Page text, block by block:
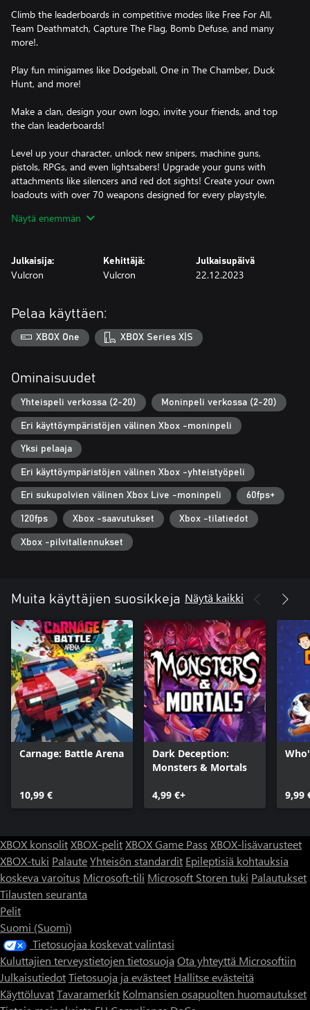
Climb the leaderboards in competitive modes like Free For All,
Team Deathmatch, Capture The Flag, Bomb Defuse, and many
more!.
Play fun minigames like Dodgeball, One in The Chamber, Duck
Hunt, and more!
Make a clan, design your own logo, invite your friends, and top
the clan leaderboards!
Level up your character, unlock new snipers, machine guns,
pistols, RPGs, and even lightsabers! Upgrade your guns with
attachments like silencers and red dot sights! Create your own
loadouts with over 70 weapons designed for every playstyle.
Customize your character with new hats, boots, gear, skins and
Play to win: All items can be earned through playing the game,
Näytä enemmän
Julkaisija:
Vulcron
Kehittäjä:
Vulcron
Julkaisupäivä
22.12.2023
Pelaa käyttäen:
XBOX One XBOX Series X|S
Ominaisuudet
Yhteispeli verkossa (2-20) Moninpeli verkossa (2-20)
Eri käyttöympäristöjen välinen Xbox -moninpeli
Yksi pelaaja
Eri käyttöympäristöjen välinen Xbox -yhteistyöpeli
Eri sukupolvien välinen Xbox Live -moninpeli 60fps+
120fps Xbox -saavutukset Xbox -tilatiedot
Xbox -pilvitallennukset
Muita käyttäjien suosikkeja Näytä kaikki
Carnage: Battle Arena
10,99 €
Dark Deception:
Monsters & Mortals
4,99 €+ 9,99
XBOX konsolitXBOX-pelitXBOX Game Pass XBOX-lisävarusteet
XBOX-tuki PalauteYhteisön standardit Epileptisiä kohtauksia
koskeva varoitus Microsoft-tili Microsoft Storen tuki Palautukset
Tilausten seuranta
Pelit
Suomi (Suomi)
Tietosuojaa koskevat valintasi
Kuluttajien terveystietojen tietosuoja Ota yhteyttä Microsoftiin
JulkaisutiedotTietosuoja ja evästeet Hallitse evästeitä
KäyttöluvatTavaramerkit Kolmansien osapuolten huomautukset